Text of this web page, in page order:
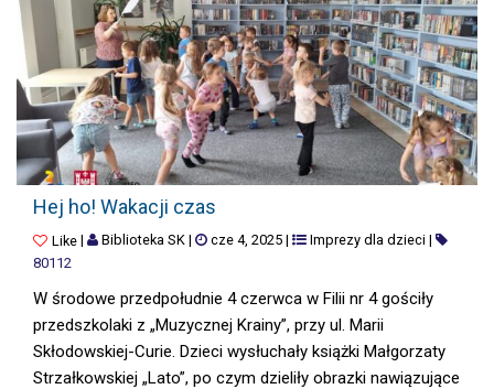
Hej ho! Wakacji czas
Like| Biblioteka SK| cze 4, 2025| Imprezy dla dzieci|
80112
W środowe przedpołudnie 4 czerwca w Filii nr 4 gościły
przedszkolaki z „Muzycznej Krainy”, przy ul. Marii
Skłodowskiej-Curie. Dzieci wysłuchały książki Małgorzaty
Strzałkowskiej „Lato”, po czym dzieliły obrazki nawiązujące
HEJ HO! WAKACJI CZAS